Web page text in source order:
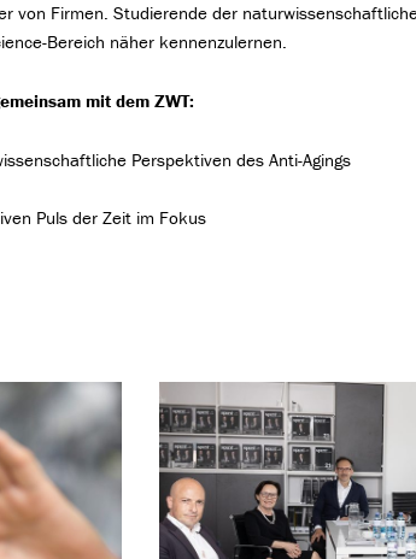
von Firmen. Studierende der
Bereich näher kennenzulernen.
mit dem ZWT:
Perspektiven des Anti-Agings
Puls der Zeit im Fokus